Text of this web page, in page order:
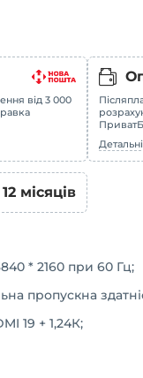
від 3 000
12 місяців
* 2160 при 60 Гц;
пропускна
19 + 1,24К;